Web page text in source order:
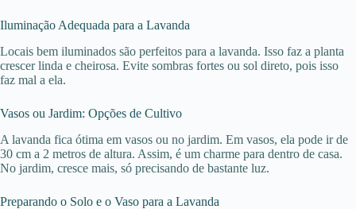
Iluminação Adequada para a Lavanda
Locais bem iluminados são perfeitos para a lavanda. Isso faz a planta
crescer linda e cheirosa. Evite sombras fortes ou sol direto, pois isso
faz mal a ela.
Vasos ou Jardim: Opções de Cultivo
A lavanda fica ótima em vasos ou no jardim. Em vasos, ela pode ir de
30 cm a 2 metros de altura. Assim, é um charme para dentro de casa.
No jardim, cresce mais, só precisando de bastante luz.
Preparando o Solo e o Vaso para a Lavanda